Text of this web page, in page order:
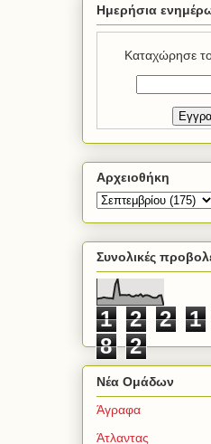
Ημερήσια
Καταχώρησε
Αρχειοθήκη
Συνολικές
1 2 2 1
8
2
Νέα Ομάδων
Άγραφα
Άτλαντας